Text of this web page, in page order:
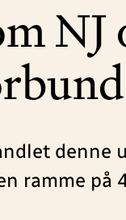
NJ
denne
ramme på